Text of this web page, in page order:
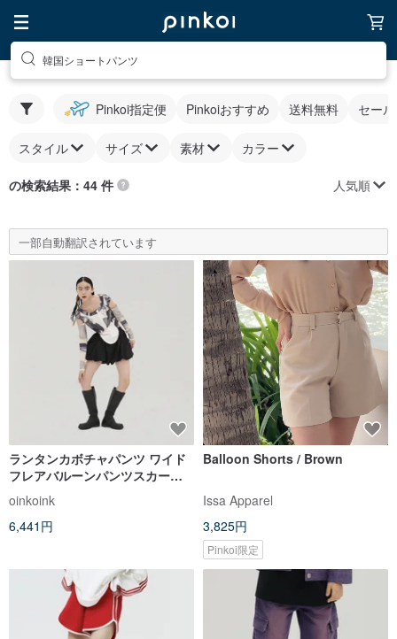
韓国ショートパンツ
Pinkoi指定便 Pinkoiおすすめ 送料無料 セー
スタイル サイズ 素材 カラー
の検索結果：44 件 人気順
一部自動翻訳されています
ランタンカボチャパンツ ワイド
フレアバルーンパンツスカート
ゴムウエスト (可愛らしさが溢れ
る一品！)
oinkoink
6,441円
Balloon Shorts / Brown
Issa Apparel
3,825円
Pinkoi限定